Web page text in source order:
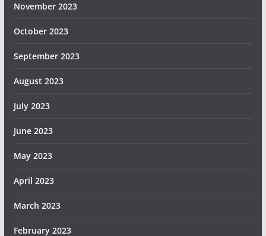
November 2023
October 2023
September 2023
August 2023
July 2023
June 2023
May 2023
April 2023
March 2023
February 2023